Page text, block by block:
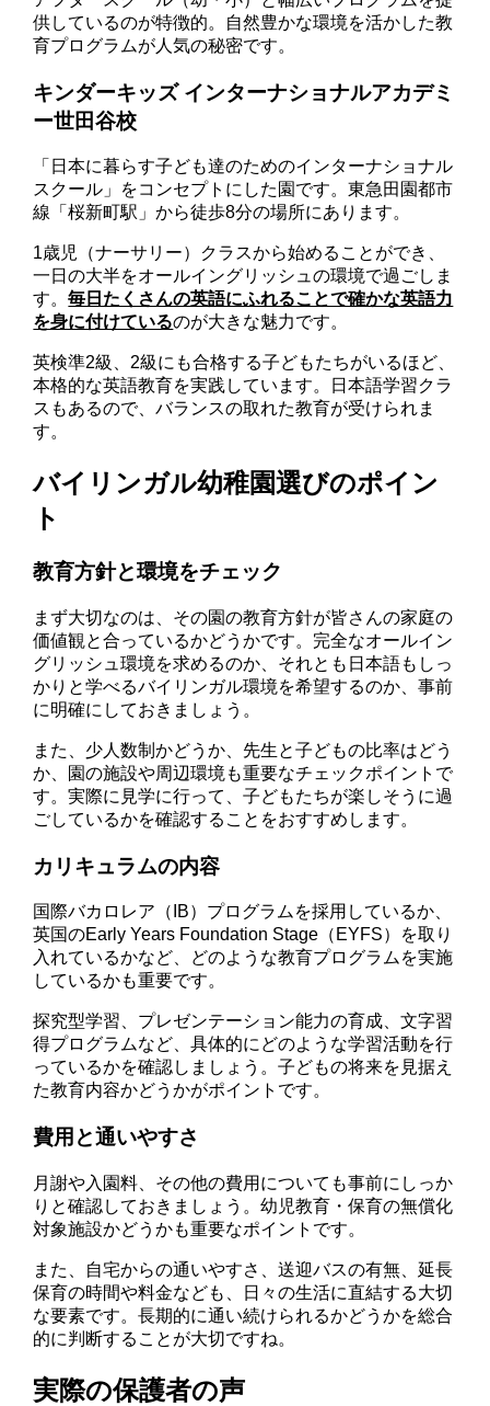
供しているのが特徴的。自然豊かな環境を活かした教
育プログラムが人気の秘密です。
キンダーキッズ インターナショナルアカデミ
ー世田谷校
「日本に暮らす子ども達のためのインターナショナル
スクール」をコンセプトにした園です。東急田園都市
線「桜新町駅」から徒歩8分の場所にあります。
1歳児（ナーサリー）クラスから始めることができ、
一日の大半をオールイングリッシュの環境で過ごしま
す。毎日たくさんの英語にふれることで確かな英語力
を身に付けているのが大きな魅力です。
英検準2級、2級にも合格する子どもたちがいるほど、
本格的な英語教育を実践しています。日本語学習クラ
スもあるので、バランスの取れた教育が受けられま
す。
バイリンガル幼稚園選びのポイン
ト
教育方針と環境をチェック
まず大切なのは、その園の教育方針が皆さんの家庭の
価値観と合っているかどうかです。完全なオールイン
グリッシュ環境を求めるのか、それとも日本語もしっ
かりと学べるバイリンガル環境を希望するのか、事前
に明確にしておきましょう。
また、少人数制かどうか、先生と子どもの比率はどう
か、園の施設や周辺環境も重要なチェックポイントで
す。実際に見学に行って、子どもたちが楽しそうに過
ごしているかを確認することをおすすめします。
カリキュラムの内容
国際バカロレア（IB）プログラムを採用しているか、
英国のEarly Years Foundation Stage（EYFS）を取り
入れているかなど、どのような教育プログラムを実施
しているかも重要です。
探究型学習、プレゼンテーション能力の育成、文字習
得プログラムなど、具体的にどのような学習活動を行
っているかを確認しましょう。子どもの将来を見据え
た教育内容かどうかがポイントです。
費用と通いやすさ
月謝や入園料、その他の費用についても事前にしっか
りと確認しておきましょう。幼児教育・保育の無償化
対象施設かどうかも重要なポイントです。
また、自宅からの通いやすさ、送迎バスの有無、延長
保育の時間や料金なども、日々の生活に直結する大切
な要素です。長期的に通い続けられるかどうかを総合
的に判断することが大切ですね。
実際の保護者の声